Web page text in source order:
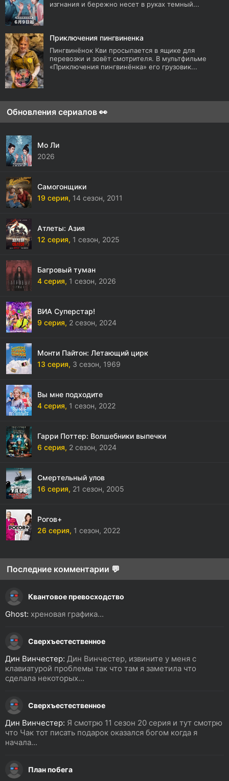
изгнания и бережно несет в руках темный...
Приключения пингвиненка
Пингвинёнок Кви просыпается в ящике для
перевозки и зовёт смотрителя. В мультфильме
«Приключения пингвинёнка» его грузовик...
Обновления сериалов 👀
Мо Ли
2026
Самогонщики
19 серия, 14 сезон, 2011
Атлеты: Азия
12 серия, 1 сезон, 2025
Багровый туман
4 серия, 1 сезон, 2026
ВИА Суперстар!
9 серия, 2 сезон, 2024
Монти Пайтон: Летающий цирк
13 серия, 3 сезон, 1969
Вы мне подходите
4 серия, 1 сезон, 2022
Гарри Поттер: Волшебники выпечки
6 серия, 2 сезон, 2024
Смертельный улов
16 серия, 21 сезон, 2005
Рогов+
26 серия, 1 сезон, 2022
Последние комментарии 💬
Квантовое превосходство
Ghost: хреновая графика...
Сверхъестественное
Дин Винчестер: Дин Винчестер, извините у меня с
клавиатурой проблемы так что там я заметила что
сделала некоторых...
Сверхъестественное
Дин Винчестер: Я смотрю 11 сезон 20 серия и тут смотрю
что Чак тот писать подарок оказался богом когда я
начала...
План побега